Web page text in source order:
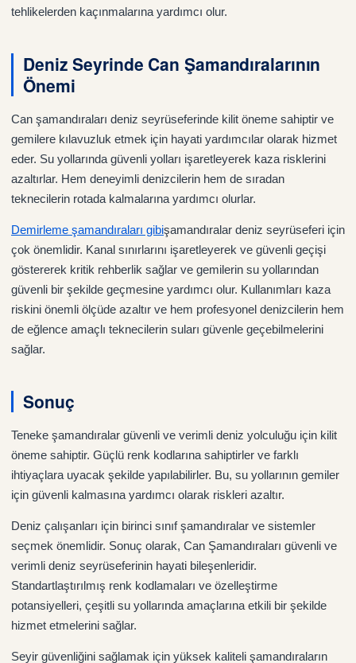
tehlikelerden kaçınmalarına yardımcı olur.
Deniz Seyrinde Can Şamandıralarının
Önemi
Can şamandıraları deniz seyrüseferinde kilit öneme sahiptir ve
gemilere kılavuzluk etmek için hayati yardımcılar olarak hizmet
eder. Su yollarında güvenli yolları işaretleyerek kaza risklerini
azaltırlar. Hem deneyimli denizcilerin hem de sıradan
teknecilerin rotada kalmalarına yardımcı olurlar.
Demirleme şamandıraları gibişamandıralar deniz seyrüseferi için
çok önemlidir. Kanal sınırlarını işaretleyerek ve güvenli geçişi
göstererek kritik rehberlik sağlar ve gemilerin su yollarından
güvenli bir şekilde geçmesine yardımcı olur. Kullanımları kaza
riskini önemli ölçüde azaltır ve hem profesyonel denizcilerin hem
de eğlence amaçlı teknecilerin suları güvenle geçebilmelerini
sağlar.
Sonuç
Teneke şamandıralar güvenli ve verimli deniz yolculuğu için kilit
öneme sahiptir. Güçlü renk kodlarına sahiptirler ve farklı
ihtiyaçlara uyacak şekilde yapılabilirler. Bu, su yollarının gemiler
için güvenli kalmasına yardımcı olarak riskleri azaltır.
Deniz çalışanları için birinci sınıf şamandıralar ve sistemler
seçmek önemlidir. Sonuç olarak, Can Şamandıraları güvenli ve
verimli deniz seyrüseferinin hayati bileşenleridir.
Standartlaştırılmış renk kodlamaları ve özelleştirme
potansiyelleri, çeşitli su yollarında amaçlarına etkili bir şekilde
hizmet etmelerini sağlar.
Seyir güvenliğini sağlamak için yüksek kaliteli şamandıraların